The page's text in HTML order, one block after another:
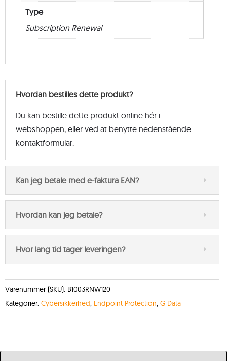
Type
Subscription Renewal
Hvordan bestilles dette produkt?
Du kan bestille dette produkt online hér i
webshoppen, eller ved at benytte nedenstående
kontaktformular.
Kan jeg betale med e-faktura EAN?
Hvordan kan jeg betale?
Hvor lang tid tager leveringen?
Varenummer (SKU): B1003RNW120
Kategorier: Cybersikkerhed, Endpoint Protection, G Data